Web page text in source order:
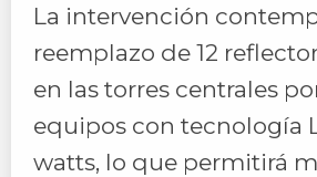
La intervención
reemplazo de 12
en las torres centrales
equipos con tecnología
watts, lo que permitirá